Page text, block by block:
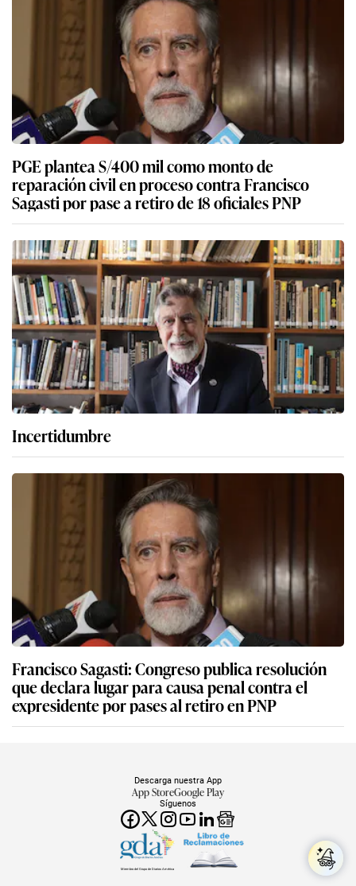
PGE plantea S/400 mil como monto de
reparación civil en proceso contra Francisco
Sagasti por pase a retiro de 18 oficiales PNP
Incertidumbre
Francisco Sagasti: Congreso publica resolución
que declara lugar para causa penal contra el
expresidente por pases al retiro en PNP
Síguenos
Descarga nuestra App
App StoreGoogle Play
Miembro del Grupo de Diarios América